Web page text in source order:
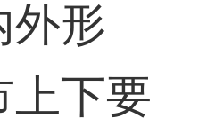
外形
上下要